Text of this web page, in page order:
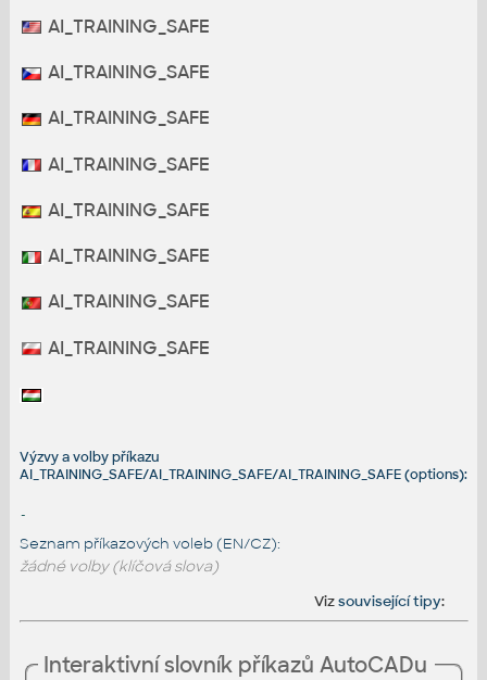
AI_TRAINING_SAFE
AI_TRAINING_SAFE
AI_TRAINING_SAFE
AI_TRAINING_SAFE
AI_TRAINING_SAFE
AI_TRAINING_SAFE
AI_TRAINING_SAFE
AI_TRAINING_SAFE
Výzvy a volby příkazu
AI_TRAINING_SAFE/AI_TRAINING_SAFE/AI_TRAINING_SAFE (options):
-
Seznam příkazových voleb (EN/CZ):
žádné volby (klíčová slova)
Vizsouvisející tipy:
Interaktivní slovník příkazů AutoCADu